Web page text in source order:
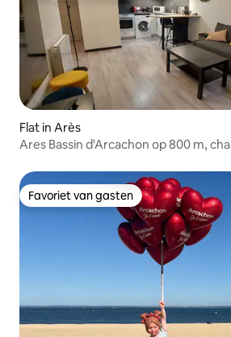
Flat in Arès
Ares Bassin d'Arcachon op 800 m,
Favoriet van gasten
Favoriet van gasten